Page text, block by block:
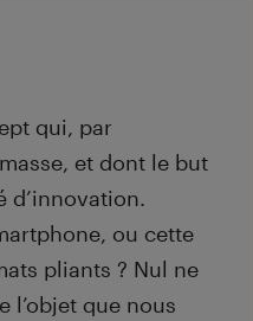
qui, par
et dont le but
d’innovation.
ou cette
pliants ? Nul ne
l’objet que nous